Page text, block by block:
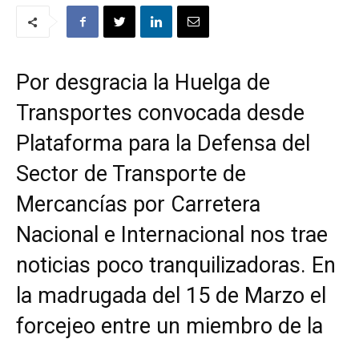
Por desgracia la Huelga de
Transportes convocada desde
Plataforma para la Defensa del
Sector de Transporte de
Mercancías por Carretera
Nacional e Internacional nos trae
noticias poco tranquilizadoras. En
la madrugada del 15 de Marzo el
forcejeo entre un miembro de la